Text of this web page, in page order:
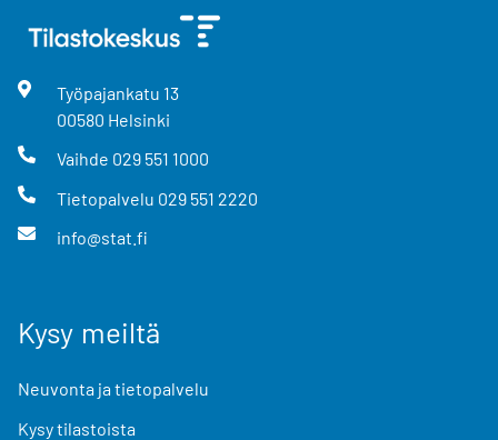
Työpajankatu 13
00580 Helsinki
Vaihde 029 551 1000
Tietopalvelu 029 551 2220
info@stat.fi
Kysy meiltä
Neuvonta ja tietopalvelu
Kysy tilastoista